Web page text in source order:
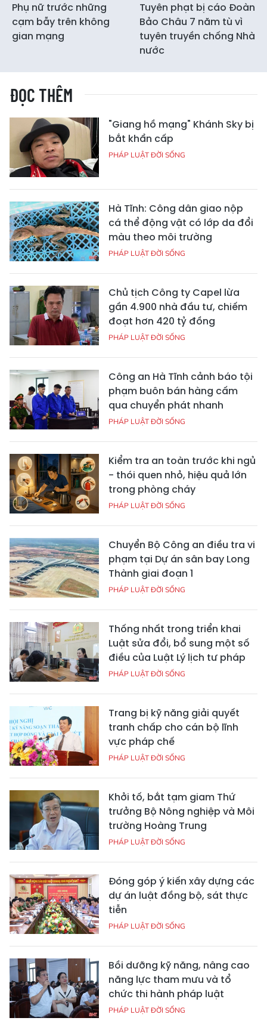
Phụ nữ trước những
cạm bẫy trên không
gian mạng
Tuyên phạt bị cáo Đoàn
Bảo Châu 7 năm tù vì
tuyên truyền chống Nhà
nước
ĐỌC THÊM
"Giang hồ mạng" Khánh Sky bị
bắt khẩn cấp
PHÁP LUẬT ĐỜI SỐNG
Hà Tĩnh: Công dân giao nộp
cá thể động vật có lớp da đổi
màu theo môi trường
PHÁP LUẬT ĐỜI SỐNG
Chủ tịch Công ty Capel lừa
gần 4.900 nhà đầu tư, chiếm
đoạt hơn 420 tỷ đồng
PHÁP LUẬT ĐỜI SỐNG
Công an Hà Tĩnh cảnh báo tội
phạm buôn bán hàng cấm
qua chuyển phát nhanh
PHÁP LUẬT ĐỜI SỐNG
Kiểm tra an toàn trước khi ngủ
- thói quen nhỏ, hiệu quả lớn
trong phòng cháy
PHÁP LUẬT ĐỜI SỐNG
Chuyển Bộ Công an điều tra vi
phạm tại Dự án sân bay Long
Thành giai đoạn 1
PHÁP LUẬT ĐỜI SỐNG
Thống nhất trong triển khai
Luật sửa đổi, bổ sung một số
điều của Luật Lý lịch tư pháp
PHÁP LUẬT ĐỜI SỐNG
Trang bị kỹ năng giải quyết
tranh chấp cho cán bộ lĩnh
vực pháp chế
PHÁP LUẬT ĐỜI SỐNG
Khởi tố, bắt tạm giam Thứ
trưởng Bộ Nông nghiệp và Môi
trường Hoàng Trung
PHÁP LUẬT ĐỜI SỐNG
Đóng góp ý kiến xây dựng các
dự án luật đồng bộ, sát thực
tiễn
PHÁP LUẬT ĐỜI SỐNG
Bồi dưỡng kỹ năng, nâng cao
năng lực tham mưu và tổ
chức thi hành pháp luật
PHÁP LUẬT ĐỜI SỐNG